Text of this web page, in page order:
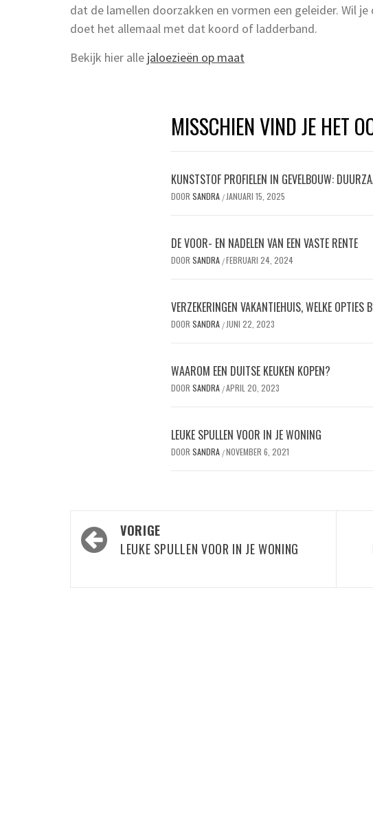
dat de lamellen doorzakken en vormen een geleider. Wil
doet het allemaal met dat koord of ladderband.
Bekijk hier alle jaloezieën op maat
MISSCHIEN VIND JE HET
KUNSTSTOF PROFIELEN IN GEVELBOUW:
DOOR SANDRA / JANUARI 15, 2025
DE VOOR- EN NADELEN VAN EEN VASTE RENTE
DOOR SANDRA /FEBRUARI 24, 2024
VERZEKERINGEN VAKANTIEHUIS, WELKE OPTIES
DOOR SANDRA / JUNI 22, 2023
WAAROM EEN DUITSE KEUKEN KOPEN?
DOOR SANDRA /APRIL 20, 2023
LEUKE SPULLEN VOOR IN JE WONING
DOOR SANDRA /NOVEMBER 6, 2021
Bericht
navigatie
VORIGE
LEUKE SPULLEN VOOR IN JE WONING